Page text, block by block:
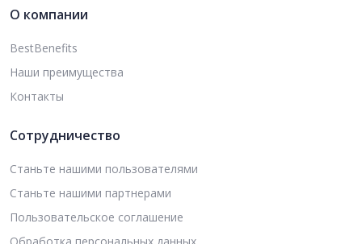
О компании
BestBenefits
Наши преимущества
Контакты
Сотрудничество
Станьте нашими пользователями
Станьте нашими партнерами
Пользовательское соглашение